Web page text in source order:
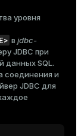
уровня
в jdbc-
JDBC при
данных SQL.
соединения и
JDBC для